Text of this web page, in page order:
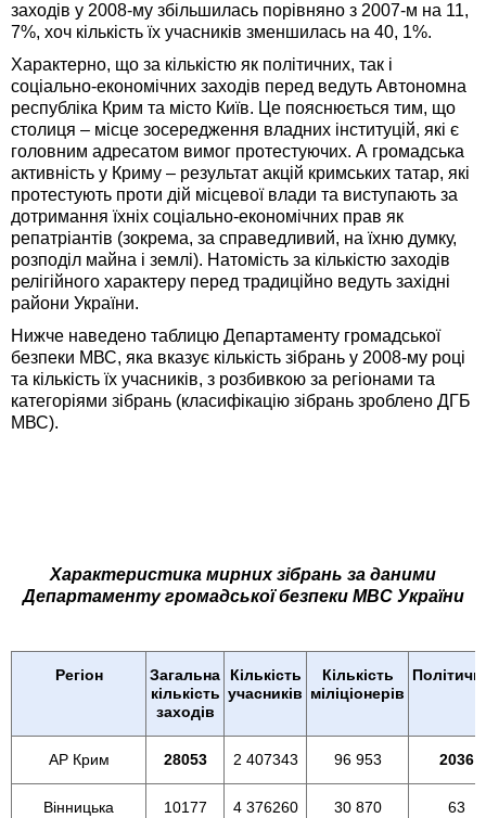
заходів у 2008-му збільшилась порівняно з 2007-м на 11,
7%, хоч кількість їх учасників зменшилась на 40, 1%.
Характерно, що за кількістю як політичних, так і
соціально-економічних заходів перед ведуть Автономна
республіка Крим та місто Київ. Це пояснюється тим, що
столиця – місце зосередження владних інституцій, які є
головним адресатом вимог протестуючих. А громадська
активність у Криму – результат акцій кримських татар, які
протестують проти дій місцевої влади та виступають за
дотримання їхніх соціально-економічних прав як
репатріантів (зокрема, за справедливий, на їхню думку,
розподіл майна і землі). Натомість за кількістю заходів
релігійного характеру перед традиційно ведуть західні
райони України.
Нижче наведено таблицю Департаменту громадської
безпеки МВС, яка вказує кількість зібрань у 2008-му році
та кількість їх учасників, з розбивкою за регіонами та
категоріями зібрань (класифікацію зібрань зроблено ДГБ
МВС).
Характеристика мирних зібрань за даними
Департаменту громадської безпеки МВС України
Регіон
Загальна
кількість
заходів
Кількість
учасників
Кількість
міліціонерів
АР Крим 28053 2 407343 96 953 2036
Вінницька 10177 4 376260 30 870 63